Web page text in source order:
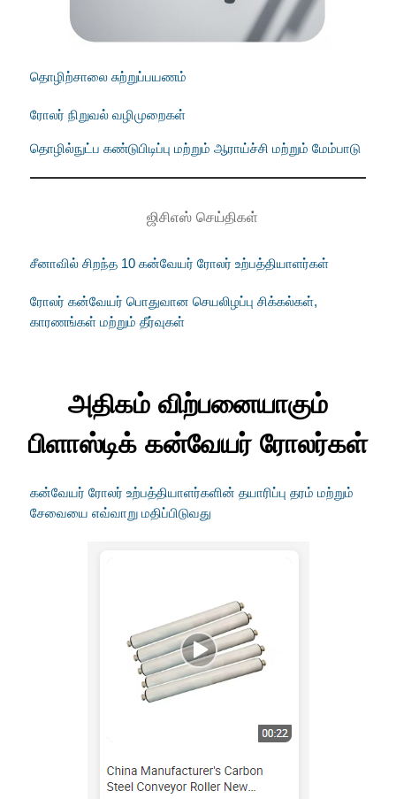
தொழிற்சாலை சுற்றுப்பயணம்
ரோலர் நிறுவல் வழிமுறைகள்
தொழில்நுட்ப கண்டுபிடிப்பு மற்றும் ஆராய்ச்சி மற்றும் மேம்பாடு
ஜிசிஎஸ் செய்திகள்
சீனாவில் சிறந்த 10 கன்வேயர் ரோலர் உற்பத்தியாளர்கள்
ரோலர் கன்வேயர் பொதுவான செயலிழப்பு சிக்கல்கள்,
காரணங்கள் மற்றும் தீர்வுகள்
அதிகம் விற்பனையாகும்
பிளாஸ்டிக் கன்வேயர் ரோலர்கள்
கன்வேயர் ரோலர் உற்பத்தியாளர்களின் தயாரிப்பு தரம் மற்றும்
சேவையை எவ்வாறு மதிப்பிடுவது